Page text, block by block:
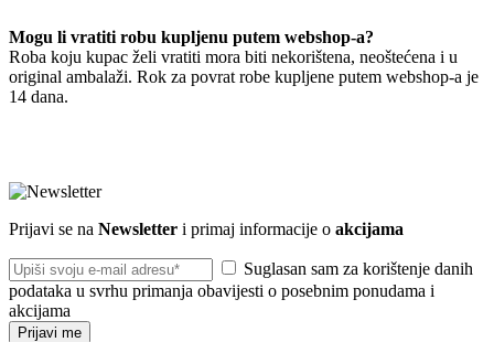
Mogu li vratiti robu kupljenu putem webshop-a?
Roba koju kupac želi vratiti mora biti nekorištena, neoštećena i u
original ambalaži. Rok za povrat robe kupljene putem webshop-a je
14 dana.
Prijavi se na Newsletter i primaj informacije o akcijama
Suglasan sam za korištenje danih
podataka u svrhu primanja obavijesti o posebnim ponudama i
akcijama
Prijavi me